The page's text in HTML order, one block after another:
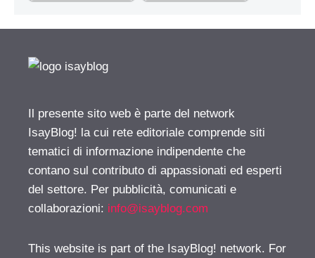
Il presente sito web è parte del network
IsayBlog! la cui rete editoriale comprende siti
tematici di informazione indipendente che
contano sul contributo di appassionati ed esperti
del settore. Per pubblicità, comunicati e
collaborazioni: info@isayblog.com
This website is part of the IsayBlog! network. For